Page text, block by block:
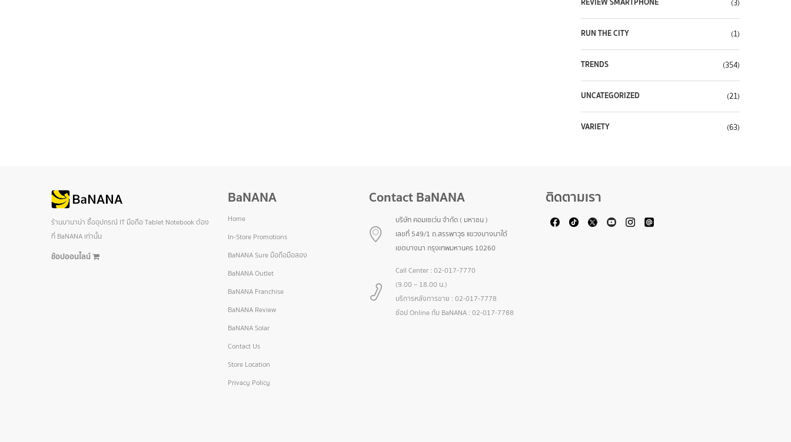
(3)
RUN THE CITY (1)
TRENDS (354)
UNCATEGORIZED (21)
VARIETY (63)
ร้านบานาน่า ซื้ออุปกรณ์ IT มือถือ Tablet Notebook ต้อง
ที่ BaNANA เท่านั้น
ช้อปออนไลน์
BaNANA
Home
In-Store Promotions
BaNANA Sure มือถือมือสอง
BaNANA Outlet
BaNANA Franchise
BaNANA Review
BaNANA Solar
Contact Us
Store Location
Privacy Policy
Contact BaNANA
บริษัท คอมเซเว่น จำกัด ( มหาชน )
เลขที่ 549/1 ถ.สรรพาวุธ แขวงบางนาใต้
เขตบางนา กรุงเทพมหานคร 10260
Call Center : 02-017-7770
(9.00 – 18.00 น.)
บริการหลังการขาย : 02-017-7778
ช้อป Online กับ BaNANA : 02-017-7788
ติดตามเรา